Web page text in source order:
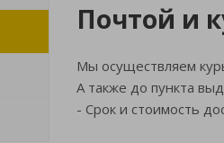
Почтой и
Мы осуществляем
А также до пункта
- Срок и стоимость